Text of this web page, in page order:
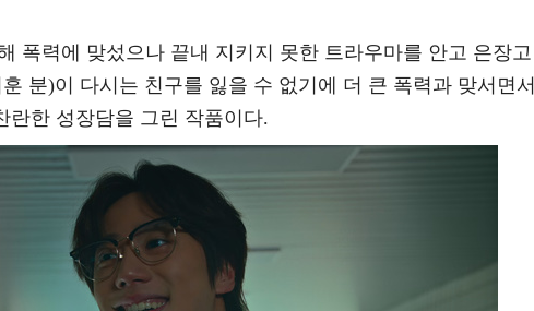
폭력에 맞섰으나 끝내 지키지 못한 트라우마를 안고 은장고
분)이 다시는 친구를 잃을 수 없기에 더 큰 폭력과 맞서면서
란한 성장담을 그린 작품이다.